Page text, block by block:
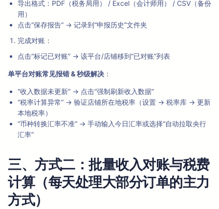
导出格式：PDF（税务局用） / Excel（会计师用） / CSV（备份
用）
点击“保存报告” → 记录到“申报历史”文件夹
完成对账：
点击“标记已对账” → 该平台/店铺移到“已对账”列表
单平台对账常见报错 & 秒级解决 ：
“收入数据未更新” → 点击“强制刷新收入数据”
“税率计算异常” → 验证店铺所在地税率（设置 → 税率库 → 更新
本地税率）
“币种转换汇率不准” → 手动输入今日汇率或选择“自动拉取央行
汇率”
三、方式二：批量收入对账与税费
计算（每天处理大部分订单的主力
方式）